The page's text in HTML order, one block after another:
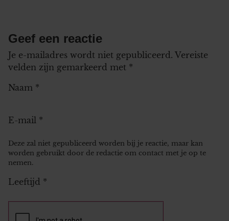
Geef een reactie
Je e-mailadres wordt niet gepubliceerd. Vereiste
velden zijn gemarkeerd met *
Naam *
E-mail *
Deze zal niet gepubliceerd worden bij je reactie, maar kan
worden gebruikt door de redactie om contact met je op te
nemen.
Leeftijd *